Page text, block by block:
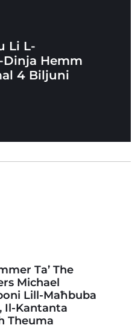
Li L-
Dinja Hemm
4 Biljuni
Ta’ The
Michael
Lill-Maħbuba
Il-Kantanta
Theuma